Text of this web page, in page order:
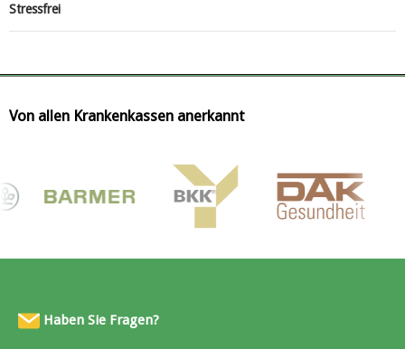
Stressfrei
Von allen Krankenkassen anerkannt
Haben Sie Fragen?